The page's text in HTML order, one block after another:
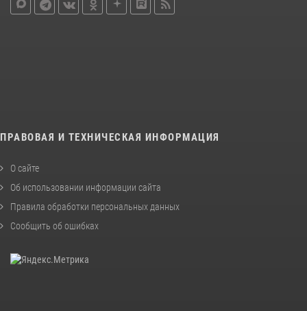
ПРАВОВАЯ И ТЕХНИЧЕСКАЯ ИНФОРМАЦИЯ
О сайте
Об использовании информации сайта
Правила обработки персональных данных
Сообщить об ошибках